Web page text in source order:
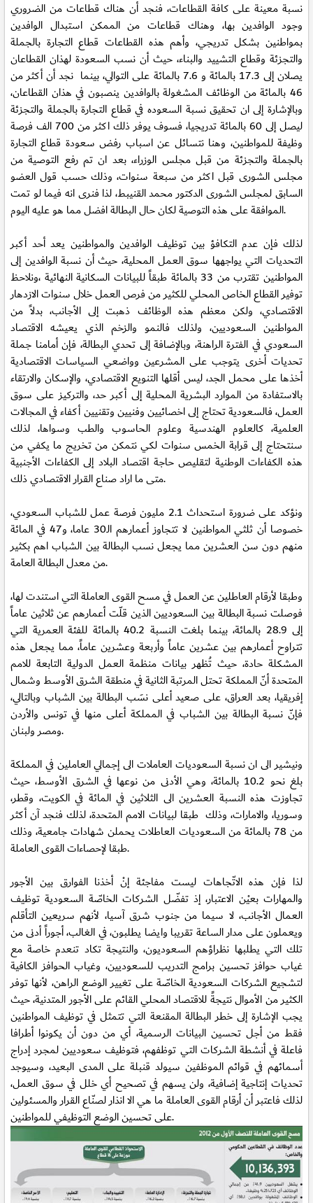
نسبة معينة على كافة القطاعات، فنجد أن هناك قطاعات من الضروري
وجود الوافدين بها، وهناك قطاعات من الممكن استبدال الوافدين
بمواطنين بشكل تدريجي، وأهم هذه القطاعات قطاع التجارة بالجملة
والتجزئة وقطاع التشييد والبناء، حيث أن نسب السعودة لهذان القطاعان
يصلان إلى 17.3 بالمائة و 7.6 بالمائة على التوالي، بينما نجد أن أكثر من
46 بالمائة من الوظائف المشغولة بالوافدين ينصبون في هذان القطاعان،
وبالإشارة إلى ان تحقيق نسبة السعوده في قطاع التجارة بالجملة والتجزئة
ليصل إلى 60 بالمائة تدريجيا، فسوف يوفر ذلك اكثر من 700 الف فرصة
وظيفة للمواطنين، وهنا نتسائل عن اسباب رفض سعودة قطاع التجارة
بالجملة والتجزئة من قبل مجلس الوزراء، بعد ان تم رفع التوصية من
مجلس الشورى قبل اكثر من سبعة سنوات، وذلك حسب قول العضو
السابق لمجلس الشورى الدكتور محمد القنيبط، لذا فنرى انه فيما لو تمت
الموافقة على هذه التوصية لكان حال البطالة افضل مما هو عليه اليوم.
لذلك فإن عدم التكافؤ بين توظيف الوافدين والمواطنين يعد أحد أكبر
التحديات التي يواجهها سوق العمل المحلية، حيث أن نسبة الوافدين إلى
المواطنين تقترب من 33 بالمائة طبقاً للبيانات السكانية النهائية ،ونلاحظ
توفير القطاع الخاص المحلي للكثير من فرص العمل خلال سنوات الازدهار
الاقتصادي، ولكن معظم هذه الوظائف ذهبت إلى الأجانب، بدلاً من
المواطنين السعوديين، ولذلك فالنمو والزخم الذي يعيشه الاقتصاد
السعودي في الفترة الراهنة، وبالإضافة إلى تحدي البطالة، فإن أمامنا جملة
تحديات أخرى يتوجب على المشرعين وواضعي السياسات الاقتصادية
أخذها على محمل الجد، ليس أقلها التنويع الاقتصادي، والإسكان والارتقاء
بالاستفادة من الموارد البشرية المحلية إلى أكبر حد، والتركيز على سوق
العمل، فالسعودية تحتاج إلى اخصائيين وفنيين وتقنيين أكفاء في المجالات
العلمية، كالعلوم الهندسية وعلوم الحاسوب والطب وسواها، لذلك
سنتحتاج إلى قرابة الخمس سنوات لكي نتمكن من تخريج ما يكفي من
هذه الكفاءات الوطنية لتقليص حاجة اقتصاد البلاد إلى الكفاءات الأجنبية
متى ما اراد صناع القرار الاقتصادي ذلك.
ونؤكد على ضرورة استحداث 2.1 مليون فرصة عمل للشباب السعودي،
خصوصا أن ثلثي المواطنين لا تتجاوز أعمارهم الـ30 عاما، و47 في المائة
منهم دون سن العشرين مما يجعل نسب البطالة بين الشباب اهم بكثير
من معدل البطالة العامة.
وطبقا لأرقام العاطلين عن العمل في مسح القوى العاملة التي استندت لها،
فوصلت نسبة البطالة بين السعوديين الذين قلّت أعمارهم عن ثلاثين عاماً
إلى 28.9 بالمائة، بينما بلغت النسبة 40.2 بالمائة للفئة العمرية التي
تتراوح أعمارهم بين عشرين عاماً وأربعة وعشرين عاماً، مما يجعل هذه
المشكلة حادة، حيث تُظهر بيانات منظمة العمل الدولية التابعة للامم
المتحدة أنّ المملكة تحتل المرتبة الثانية في منطقة الشرق الأوسط وشمال
إفريقيا، بعد العراق، على صعيد أعلى نسَب البطالة بين الشباب وبالتالي،
فإنّ نسبة البطالة بين الشباب في المملكة أعلى منها في تونس والأردن
ومصر ولبنان.
ونيشير الى ان نسبة السعوديات العاملات الى إجمالي العاملين في المملكة
بلغ نحو 10.2 بالمائة، وهي الأدنى من نوعها في الشرق الأوسط، حيث
تجاوزت هذه النسبة العشرين الى الثلاثين في المائة في الكويت، وقطر،
وسوريا، والامارات، وذلك طبقا لبيانات الامم المتحدة، لذلك فنجد آن أكثر
من 78 بالمائة من السعوديات العاطلات يحملن شهادات جامعية، وذلك
طبقا لإحصاءات القوى العاملة.
لذا فإن هذه الاتّجاهات ليست مفاجئة إنْ أخذنا الفوارق بين الأجور
والمهارات بعيْن الاعتبار، إذ تفضّل الشركات الخاصّة السعودية توظيف
العمال الأجانب، لا سيما من جنوب شرق آسيا، لأنهم سريعين التأقلم
ويعملون على مدار الساعة تقريبا وايضا يطلبون، في الغالب، أجوراً أدنى من
تلك التي يطلبها نظراؤهم السعوديون، والنتيجة تكاد تنعدم خاصة مع
غياب حوافز تحسين برامج التدريب للسعوديين، وغياب الحوافز الكافية
لتشجيع الشركات السعودية الخاصّة على تغيير الوضع الراهن، لأنها توفر
الكثير من الأموال نتيجةً للاقتصاد المحلي القائم على الأجور المتدنية، حيث
يجب الإشارة إلى خطر البطالة المقنعة التي تتمثل في توظيف المواطنين
فقط من أجل تحسين البيانات الرسمية، أي من دون أن يكونوا أطرافا
فاعلة في أنشطة الشركات التي توظفهم، فتوظيف سعوديين لمجرد إدراج
أسمائهم في قوائم الموظفين سيولد قنبلة على المدى البعيد، وسيوجد
تحديات إنتاجية إضافية، ولن يسهم في تصحيح أي خلل في سوق العمل،
لذلك فاعتبر أن أرقام القوى العاملة ما هي الا انذار لصنّاع القرار والمسئولين
على تحسين الوضع التوظيفي للمواطنين.